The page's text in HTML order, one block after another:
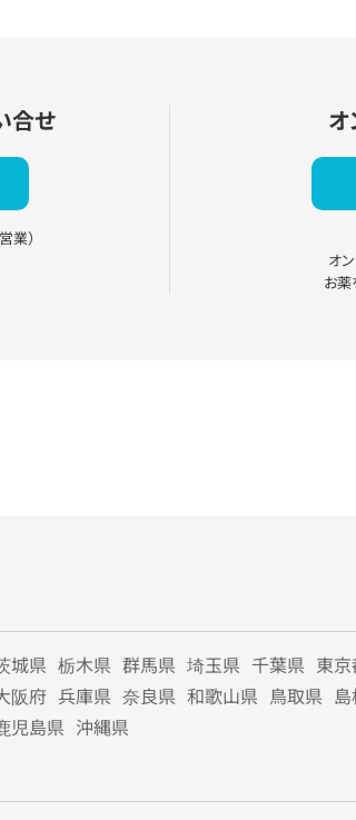
合せ
業）
オ
オ
お
城県 栃木県 群馬県 埼玉県 千葉県 東
阪府 兵庫県 奈良県 和歌山県 鳥取県
児島県 沖縄県